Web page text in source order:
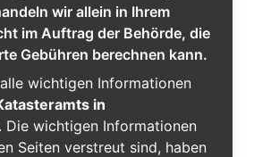
wir allein in Ihrem
im Auftrag der Behörde, die
Gebühren berechnen kann.
wichtigen Informationen
in
. Die wichtigen Informationen
Seiten verstreut sind, haben